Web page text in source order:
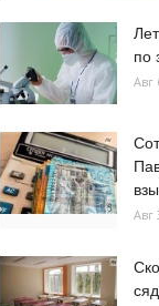
по
Авг
Авг